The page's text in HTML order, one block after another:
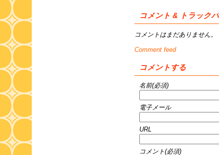
コメント & トラック
コメントはまだありません。
Comment feed
コメントする
名前(必須)
電子メール
URL
コメント(必須)